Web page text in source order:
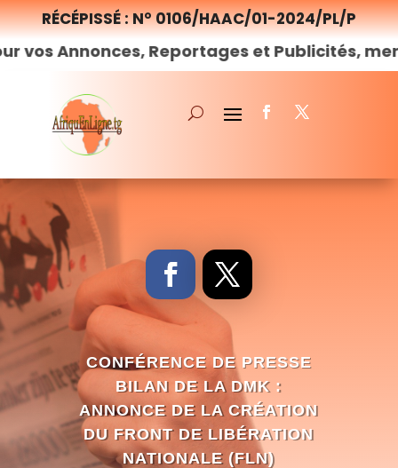
RÉCÉPISSÉ : N° 0106/HAAC/01-2024/PL/P
Reportages et Publicités, merci denous
CONFÉRENCE DE PRESSE
BILAN DE LA DMK :
ANNONCE DE LA CRÉATION
DU FRONT DE LIBÉRATION
NATIONALE (FLN)